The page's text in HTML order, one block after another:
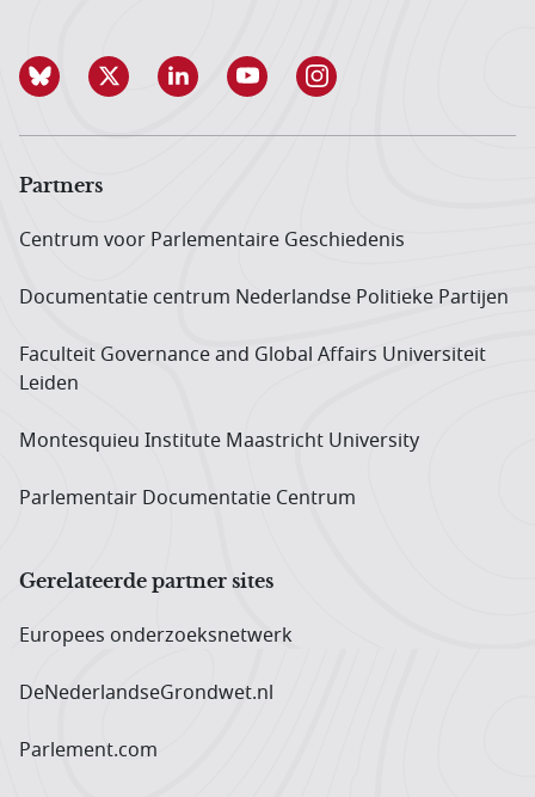
Partners
Centrum voor Parlementaire Geschiedenis
Documentatie centrum Neder­landse Politieke Partijen
Faculteit Governance and Global Affairs Universiteit
Leiden
Montesquieu Institute Maastricht University
Parlementair Documentatie Centrum
Gerelateerde partner sites
Europees onderzoeks­netwerk
DeNederlandseGrondwet.nl
Parlement.com